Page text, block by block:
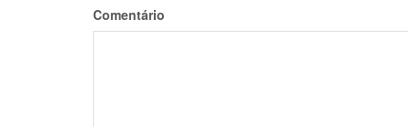
Comentário